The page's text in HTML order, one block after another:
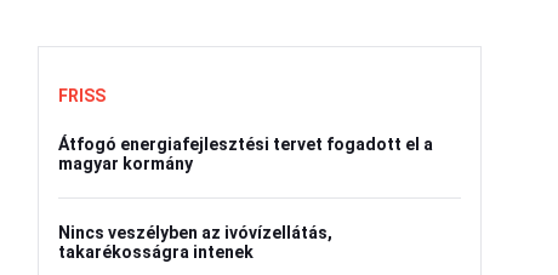
FRISS
Átfogó energiafejlesztési tervet fogadott el a
magyar kormány
Nincs veszélyben az ivóvízellátás,
takarékosságra intenek